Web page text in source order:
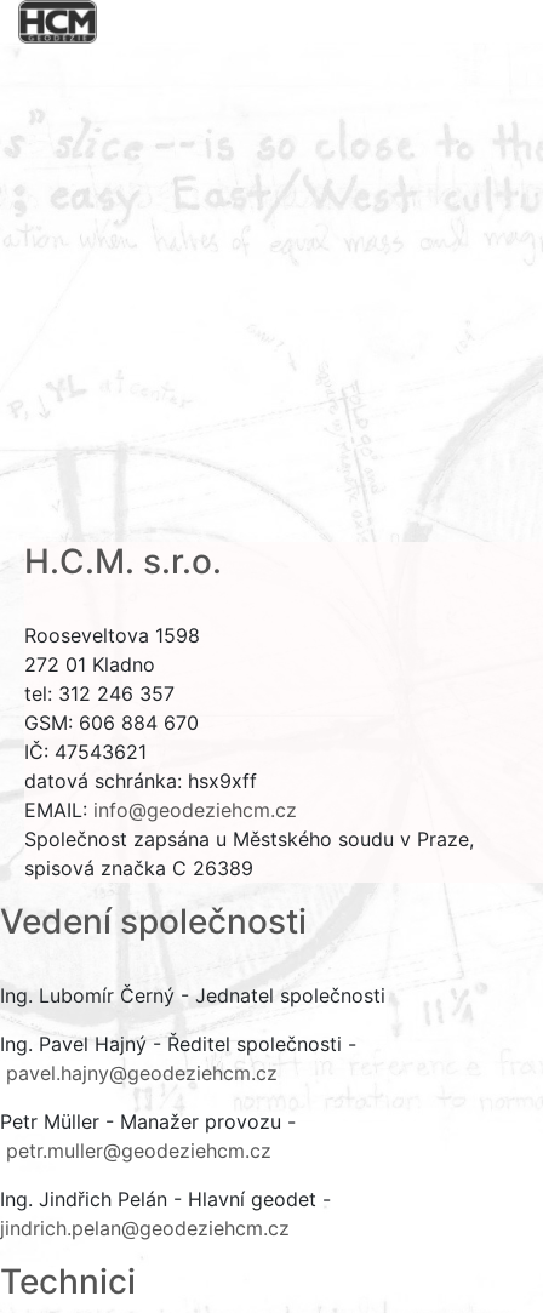
H.C.M. s.r.o.
Rooseveltova 1598
272 01 Kladno
tel: 312 246 357
GSM: 606 884 670
IČ: 47543621
datová schránka: hsx9xff
EMAIL: info@geodeziehcm.cz
Společnost zapsána u Městského soudu v Praze,
spisová značka C 26389
Vedení společnosti
Ing. Lubomír Černý - Jednatel společnosti
Ing. Pavel Hajný - Ředitel společnosti -
pavel.hajny@geodeziehcm.cz
Petr Müller - Manažer provozu -
petr.muller@geodeziehcm.cz
Ing. Jindřich Pelán - Hlavní geodet -
jindrich.pelan@geodeziehcm.cz
Technici